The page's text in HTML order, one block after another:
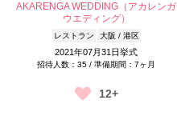
AKARENGA WEDDING（アカレンガ
ウエディング）
レストラン 大阪 / 港区
2021年07月31日挙式
招待人数：35 / 準備期間：7ヶ月
12+